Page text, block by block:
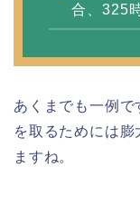
合、325
あくまでも一例
を取るためには膨
ますね。